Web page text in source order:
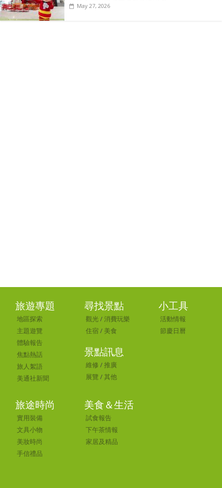
May 27, 2026
旅遊專題
地區探索
主題遊覽
體驗報告
焦點熱話
旅人絮語
美通社新聞
尋找景點
觀光 /消費玩樂
住宿 / 美食
景點訊息
維修 /推廣
展覽 /其他
小工具
活動情報
節慶日曆
旅途時尚
實用裝備
文具小物
美妝時尚
手信禮品
美食＆生活
試食報告
下午茶情報
家居及精品